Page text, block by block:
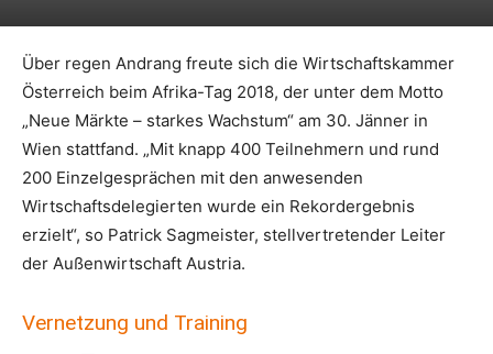
Über regen Andrang freute sich die Wirtschaftskammer
Österreich beim Afrika-Tag 2018, der unter dem Motto
„Neue Märkte – starkes Wachstum“ am 30. Jänner in
Wien stattfand. „Mit knapp 400 Teilnehmern und rund
200 Einzelgesprächen mit den anwesenden
Wirtschaftsdelegierten wurde ein Rekordergebnis
erzielt“, so Patrick Sagmeister, stellvertretender Leiter
der Außenwirtschaft Austria.
Vernetzung und Training